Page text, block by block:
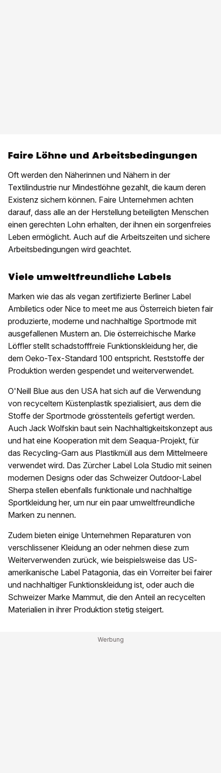
Faire Löhne und Arbeitsbedingungen
Oft werden den Näherinnen und Nähern in der
Textilindustrie nur Mindestlöhne gezahlt, die kaum deren
Existenz sichern können. Faire Unternehmen achten
darauf, dass alle an der Herstellung beteiligten Menschen
einen gerechten Lohn erhalten, der ihnen ein sorgenfreies
Leben ermöglicht. Auch auf die Arbeitszeiten und sichere
Arbeitsbedingungen wird geachtet.
Viele umweltfreundliche Labels
Marken wie das als vegan zertifizierte Berliner Label
Ambiletics oder Nice to meet me aus Österreich bieten fair
produzierte, moderne und nachhaltige Sportmode mit
ausgefallenen Mustern an. Die österreichische Marke
Löffler stellt schadstofffreie Funktionskleidung her, die
dem Oeko-Tex-Standard 100 entspricht. Reststoffe der
Produktion werden gespendet und weiterverwendet.
O'Neill Blue aus den USA hat sich auf die Verwendung
von recyceltem Küstenplastik spezialisiert, aus dem die
Stoffe der Sportmode grösstenteils gefertigt werden.
Auch Jack Wolfskin baut sein Nachhaltigkeitskonzept aus
und hat eine Kooperation mit dem Seaqua-Projekt, für
das Recycling-Garn aus Plastikmüll aus dem Mittelmeere
verwendet wird. Das Zürcher Label Lola Studio mit seinen
modernen Designs oder das Schweizer Outdoor-Label
Sherpa stellen ebenfalls funktionale und nachhaltige
Sportkleidung her, um nur ein paar umweltfreundliche
Marken zu nennen.
Zudem bieten einige Unternehmen Reparaturen von
verschlissener Kleidung an oder nehmen diese zum
Weiterverwenden zurück, wie beispielsweise das US-
amerikanische Label Patagonia, das ein Vorreiter bei fairer
und nachhaltiger Funktionskleidung ist, oder auch die
Schweizer Marke Mammut, die den Anteil an recycelten
Materialien in ihrer Produktion stetig steigert.